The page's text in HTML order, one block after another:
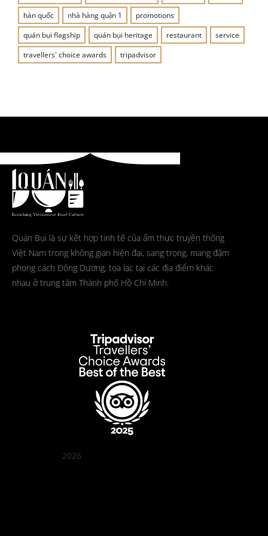
hàn quốc
nhà hàng quận 1
promotions
quán bụi flagship
quán bụi heritage restaurant
service
travellers' choice awards
tripadvisor
Quán Bụi là sự kết hợp tinh tế của ẩm thực truyền thống
Việt Nam trong không gian hiện đại, sang trọng, mang đậm
phong cách Đông Dương, tọa lạc tại các địa điểm khác
nhau ở trung tâm Thành phố Hồ Chí Minh.
2026